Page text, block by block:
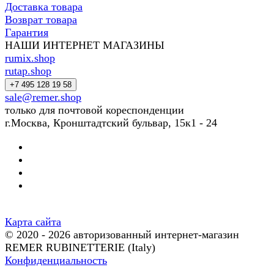
Доставка товара
Возврат товара
Гарантия
НАШИ ИНТЕРНЕТ МАГАЗИНЫ
rumix.shop
rutap.shop
+7 495 128 19 58
sale@remer.shop
только для почтовой кореспонденции
г.Москва, Кронштадтский бульвар, 15к1 - 24
Карта сайта
© 2020 - 2026 авторизованный интернет-магазин
REMER RUBINETTERIE (Italy)
Конфиденциальность